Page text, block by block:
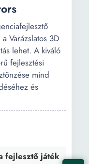
Varázslatos 3D
lehet. A kiváló
fejlesztési
mind
és
fejlesztő játék